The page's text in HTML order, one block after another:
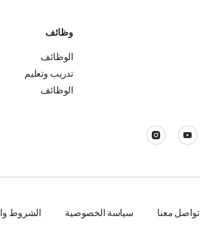
وظائف
الوظائف
تدريب وتعليم
الوظائف
تواصل معنا سياسة الخصوصية الشروط